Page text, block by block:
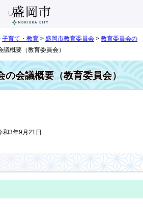
子育て・教育 > 盛岡市教育委員会 > 教育委員会の
概要（教育委員会）
の会議概要（教育委員会）
3年9月21日